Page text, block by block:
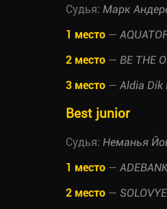
Судья: Марк
1 место —
2 место — BE THE
3 место — Aldia Dik
Best junior
Судья: Неманья
1 место —
2 место —